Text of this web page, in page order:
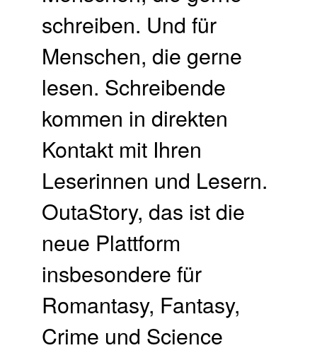
schreiben. Und für
Menschen, die gerne
lesen. Schreibende
kommen in direkten
Kontakt mit Ihren
Leserinnen und Lesern.
OutaStory, das ist die
neue Plattform
insbesondere für
Romantasy, Fantasy,
Crime und Science